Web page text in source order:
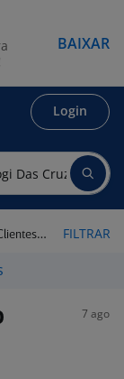
Login
- SP FILTRAR
7 ago
BAIXAR